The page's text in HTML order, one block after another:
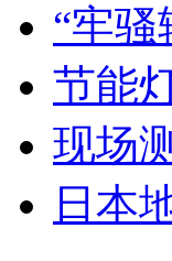
女孩北京地铁
无痛分娩是否
外交部：反对
“牢骚
节能
现场
日本